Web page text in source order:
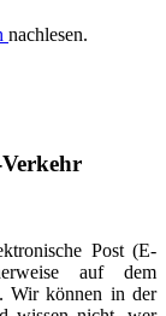
nachlesen.
Post (E-
auf dem
Wir können in der